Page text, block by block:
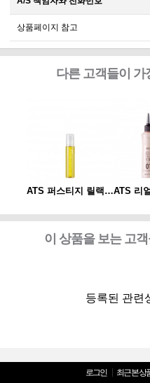
상품페이지 참고
다른 고객들이 가
ATS 퍼스티지 릴랙싱 스파오일 10ml
이 상품을 보는 고
등록된 관련
로그인 최근 본 상